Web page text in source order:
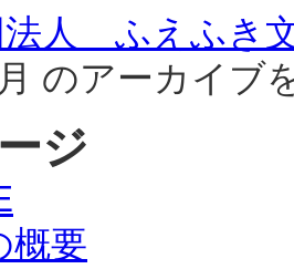
法人 ふえふき
のアーカイブ
ジ
概要